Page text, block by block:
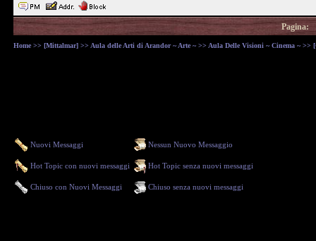
Pagina:
Home >> [Mittalmar] >> Aula delle Arti di Arandor ~ Arte ~ >> Aula Delle Visioni ~ Cinema ~ >>
Nuovi Messaggi Nessun Nuovo Messaggio
Hot Topic con nuovi messaggi Hot Topic senza nuovi messaggi
Chiuso con Nuovi Messaggi Chiuso senza nuovi messaggi